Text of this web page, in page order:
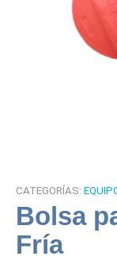
CATEGORÍAS:
Bolsa
Fría